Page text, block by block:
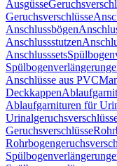
Ausgüsse
Geruchsverschlüsse
Anschlussbögen
Anschlussstutzen
Anschlusssets
Anschlüsse aus PVC
Deckkappen
Ablaufgarnituren für
Geruchsverschlüsse